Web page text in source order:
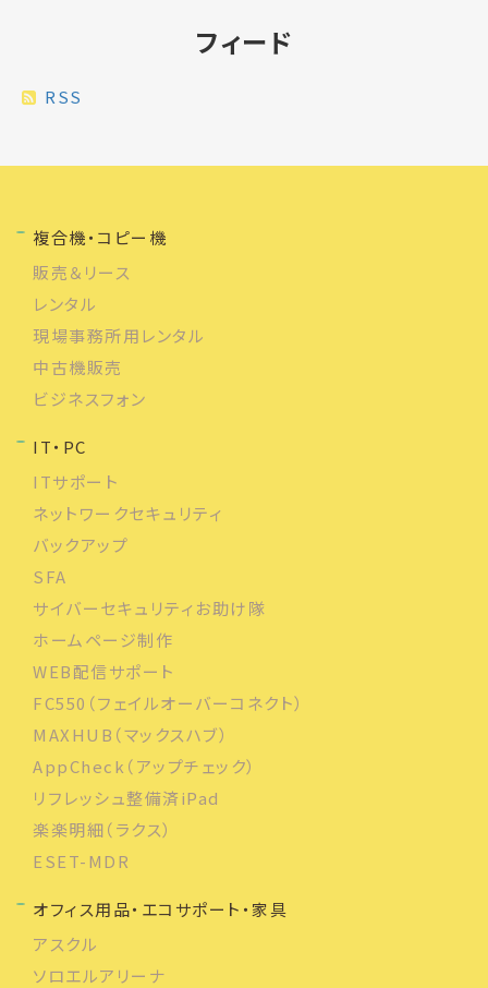
フィード
RSS
複合機・コピー機
販売＆リース
レンタル
現場事務所用レンタル
中古機販売
ビジネスフォン
IT・PC
ITサポート
ネットワークセキュリティ
バックアップ
SFA
サイバーセキュリティお助け隊
ホームページ制作
WEB配信サポート
FC550（フェイルオーバーコネクト）
MAXHUB（マックスハブ）
AppCheck（アップチェック）
リフレッシュ整備済iPad
楽楽明細（ラクス）
ESET-MDR
オフィス用品・エコサポート・家具
アスクル
ソロエルアリーナ